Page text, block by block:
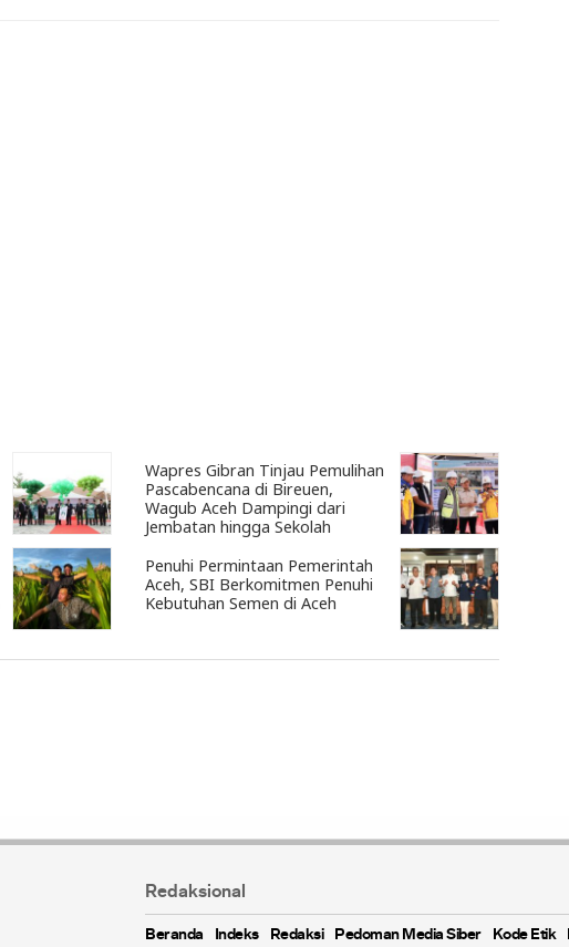
Wapres Gibran Tinjau Pemulihan
Pascabencana di Bireuen,
Wagub Aceh Dampingi dari
Jembatan hingga Sekolah
Penuhi Permintaan Pemerintah
Aceh, SBI Berkomitmen Penuhi
Kebutuhan Semen di Aceh
Redaksional
Beranda Indeks Redaksi Pedoman Media Siber Kode Etik